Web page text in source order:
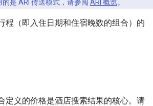
是 ARI 传送模式，请参阅 ARI 概览。
程（即入住日期和住宿晚数的组合）的
定义的价格是酒店搜索结果的核心。请